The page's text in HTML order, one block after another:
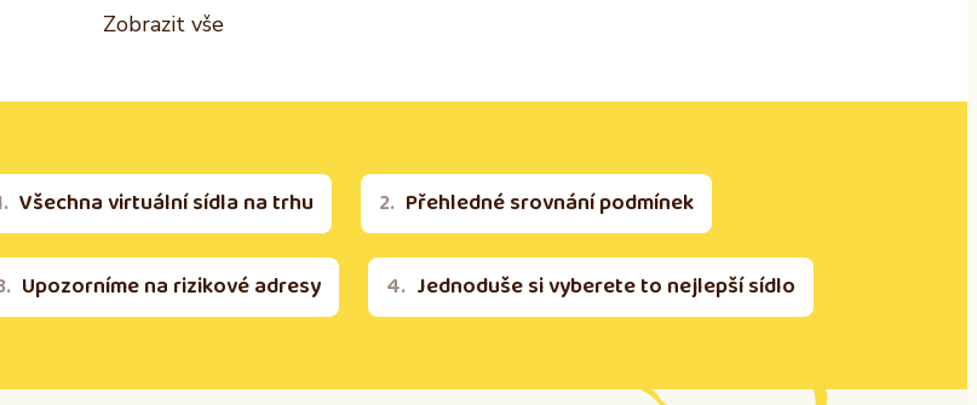
Zobrazit vše
Všechna virtuální sídla na trhu Přehledné srovnání podmínek
Upozorníme na rizikové adresy Jednoduše si vyberete to nejlepší sídlo